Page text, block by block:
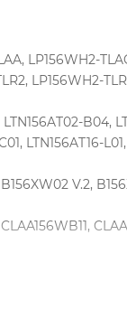
LP156WH2-
LP156WH2-
B04,
LTN156AT16-
V.2,